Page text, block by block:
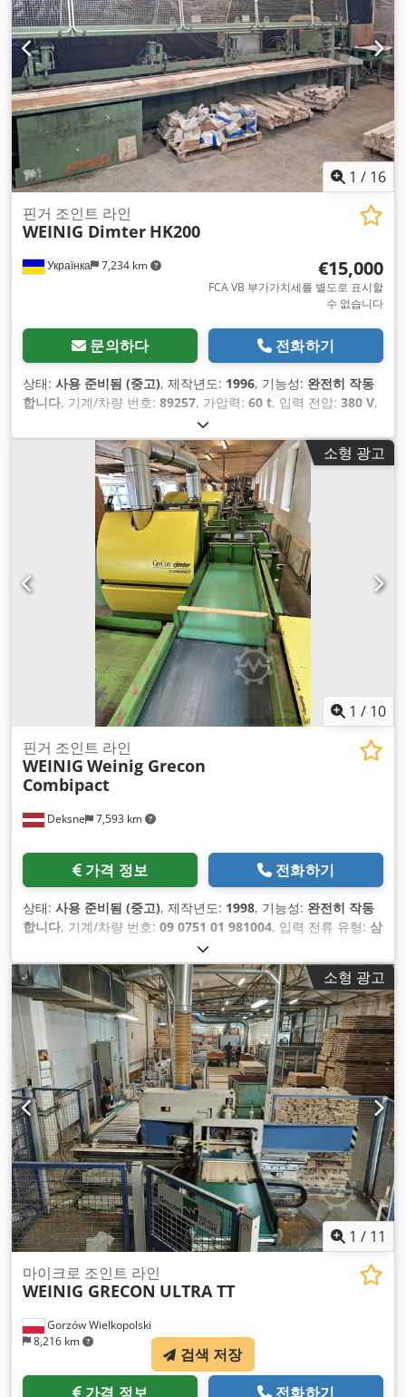
1 / 16
Українка 7,234 km
핀거 조인트 라인
WEINIG Dimter HK200
€15,000
FCA VB 부가가치세를 별도로 표시할
수 없습니다
문의하다 전화하기
상태: 사용 준비됨 (중고), 제작년도: 1996, 기능성: 완전히 작동
합니다, 기계/차량 번호: 89257, 가압력: 60 t, 입력 전압: 380 V,
, 입력 전류 유형:
mm, 총 길이:9,500 mm, 제어 캐비닛 폭:1,000 mm, 총 폭:
, 최종 오버홀 연도:2026, 압력:100 바
, 제어 전압:
, 가공물 높이 (최대):120 mm, 최대 회전 속도:
8 바,
소형 광고
1 / 10
Deksne 7,593 km
핀거 조인트 라인
WEINIG Weinig Grecon
Combipact
가격 정보 전화하기
상태: 사용 준비됨 (중고), 제작년도: 1998, 기능성: 완전히 작동
합니다, 기계/차량 번호: 09 0751 01 981004, 입력 전류 유형: 삼
, 장비:
소형 광고
1 / 11
Gorzów Wielkopolski
8,216 km
마이크로 조인트 라인
WEINIG GRECON ULTRA TT
가격 정보 전화하기
검색 저장